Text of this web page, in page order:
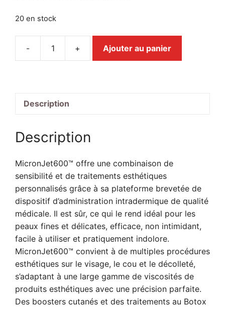
20 en stock
-
quantité
pièces
+ Ajouter au panier
Description
Description
MicronJet600™ offre une combinaison de
sensibilité et de traitements esthétiques
personnalisés grâce à sa plateforme brevetée de
dispositif d’administration intradermique de qualité
médicale. Il est sûr, ce qui le rend idéal pour les
peaux fines et délicates, efficace, non intimidant,
facile à utiliser et pratiquement indolore.
MicronJet600™ convient à de multiples procédures
esthétiques sur le visage, le cou et le décolleté,
s’adaptant à une large gamme de viscosités de
produits esthétiques avec une précision parfaite.
Des boosters cutanés et des traitements au Botox